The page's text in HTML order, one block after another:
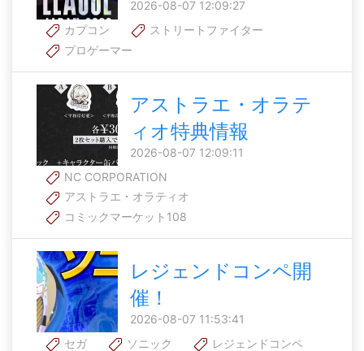
2026-08-07 12:09:27
カプコン
ストリートファイター
プロゲーマー
アストラエ・オラテ
ィオ特典情報
2026-08-07 12:09:11
NC CORPORATION
アストラエ・オラティオ
コミックマーケット108
レジェンドコンペ開
催！
2026-08-07 11:53:41
セガ
ソニック レジェンドコンペ